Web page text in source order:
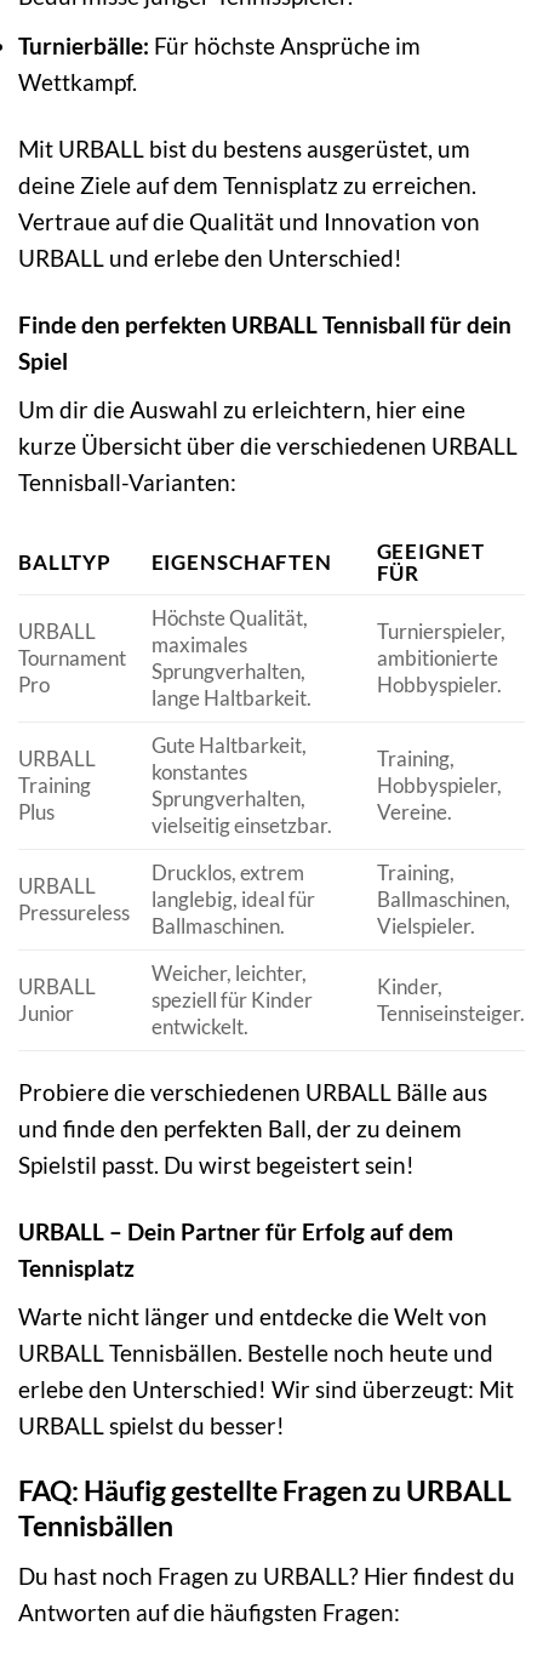
Turnierbälle: Für höchste Ansprüche im
Wettkampf.
Mit URBALL bist du bestens ausgerüstet, um
deine Ziele auf dem Tennisplatz zu erreichen.
Vertraue auf die Qualität und Innovation von
URBALL und erlebe den Unterschied!
Finde den perfekten URBALL Tennisball für dein
Spiel
Um dir die Auswahl zu erleichtern, hier eine
kurze Übersicht über die verschiedenen URBALL
Tennisball-Varianten:
BALLTYP EIGENSCHAFTEN
GEEIGNET
FÜR
URBALL
Tournament
Pro
Höchste Qualität,
maximales
Sprungverhalten,
lange Haltbarkeit.
Turnierspieler,
ambitionierte
Hobbyspieler.
URBALL
Training
Plus
Gute Haltbarkeit,
konstantes
Sprungverhalten,
vielseitig einsetzbar.
Training,
Hobbyspieler,
Vereine.
URBALL
Pressureless
Drucklos, extrem
langlebig, ideal für
Ballmaschinen.
Training,
Ballmaschinen,
Vielspieler.
URBALL
Junior
Weicher, leichter,
speziell für Kinder
entwickelt.
Kinder,
Tenniseinsteiger.
Probiere die verschiedenen URBALL Bälle aus
und finde den perfekten Ball, der zu deinem
Spielstil passt. Du wirst begeistert sein!
URBALL – Dein Partner für Erfolg auf dem
Tennisplatz
Warte nicht länger und entdecke die Welt von
URBALL Tennisbällen. Bestelle noch heute und
erlebe den Unterschied! Wir sind überzeugt: Mit
URBALL spielst du besser!
FAQ: Häufig gestellte Fragen zu URBALL
Tennisbällen
Du hast noch Fragen zu URBALL? Hier findest du
Antworten auf die häufigsten Fragen: